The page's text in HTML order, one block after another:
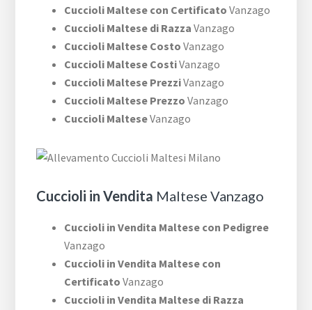
Cuccioli Maltese con Certificato Vanzago
Cuccioli Maltese di Razza Vanzago
Cuccioli Maltese Costo Vanzago
Cuccioli Maltese CostiVanzago
Cuccioli Maltese PrezziVanzago
Cuccioli Maltese Prezzo Vanzago
Cuccioli MalteseVanzago
Cuccioli in Vendita Maltese Vanzago
Cuccioli in Vendita Maltese con Pedigree
Vanzago
Cuccioli in Vendita Maltese con
Certificato Vanzago
Cuccioli in Vendita Maltese di Razza